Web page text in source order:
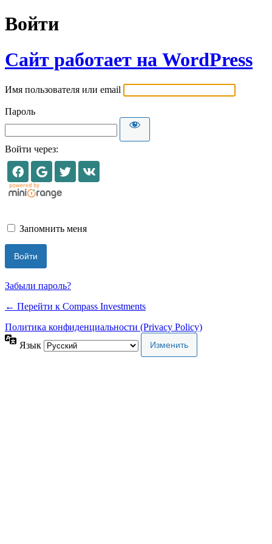
Войти
Сайт работает на WordPress
Имя пользователя или email
Пароль
Войти через:
Запомнить меня
Забыли пароль?
← Перейти к Compass Investments
Политика конфиденциальности (Privacy Policy)
Язык